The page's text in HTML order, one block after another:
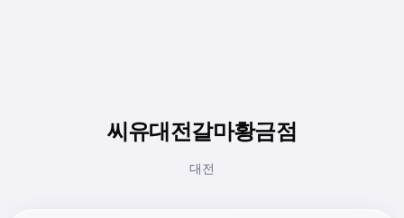
씨유대전갈마황금점
대전